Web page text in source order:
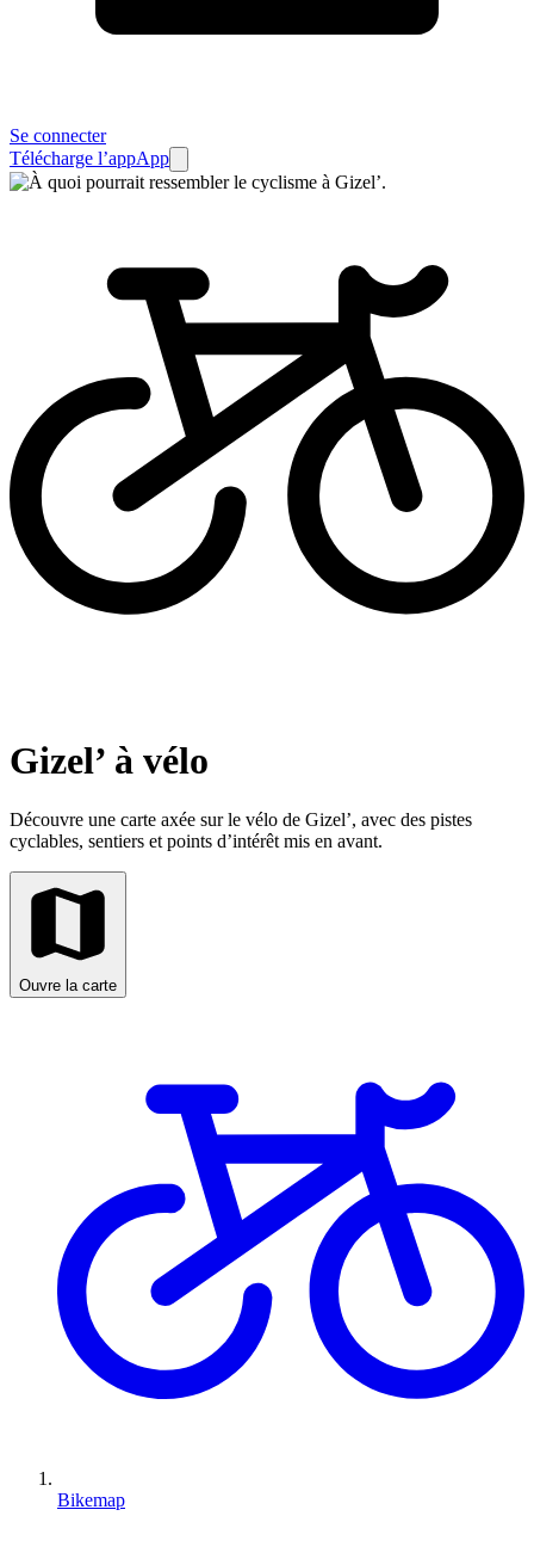
Se connecter
Télécharge l’appApp
Gizel’ à vélo
Découvre une carte axée sur le vélo de Gizel’, avec des pistes
cyclables, sentiers et points d’intérêt mis en avant.
Ouvre la carte
Bikemap